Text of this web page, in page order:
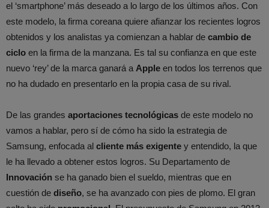
el ‘smartphone’ más deseado a lo largo de los últimos años. Con
este modelo, la firma coreana quiere afianzar los recientes logros
obtenidos y los analistas ya comienzan a hablar de cambio de
ciclo en la firma de la manzana. Es tal su confianza en que este
nuevo ‘rey’ de la marca ganará a Apple en todos los terrenos que
no ha dudado en presentarlo en la propia casa de su rival.
De las grandes aportaciones tecnológicas de este modelo no
vamos a hablar, pero sí de cómo ha sido la estrategia de
Samsung, enfocada al cliente más exigente y entendido, la que
le ha llevado a obtener estos logros. Su Departamento de
Innovación se ha ganado bien el sueldo, mientras que en
cuestión de diseño, se ha avanzado con pies de plomo. El gran